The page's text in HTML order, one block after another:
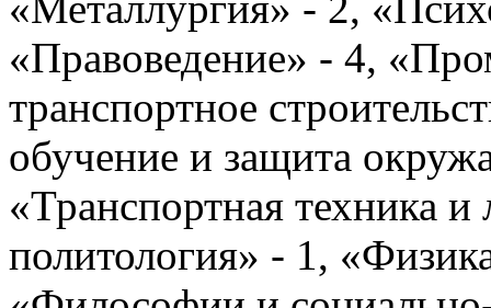
«Правоведение» - 4,
транспортное
обучение и защита
«Транспортная техника
политология» - 1,